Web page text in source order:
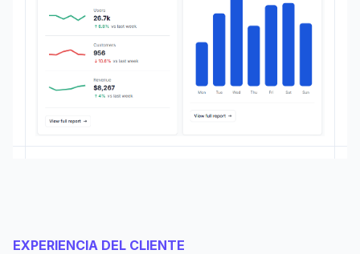
EXPERIENCIA DEL CLIENTE